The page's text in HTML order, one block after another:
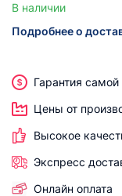
В наличии
Подробнее о
Гарантия
Цены от
Высокое
Экспресс
Онлайн оплата